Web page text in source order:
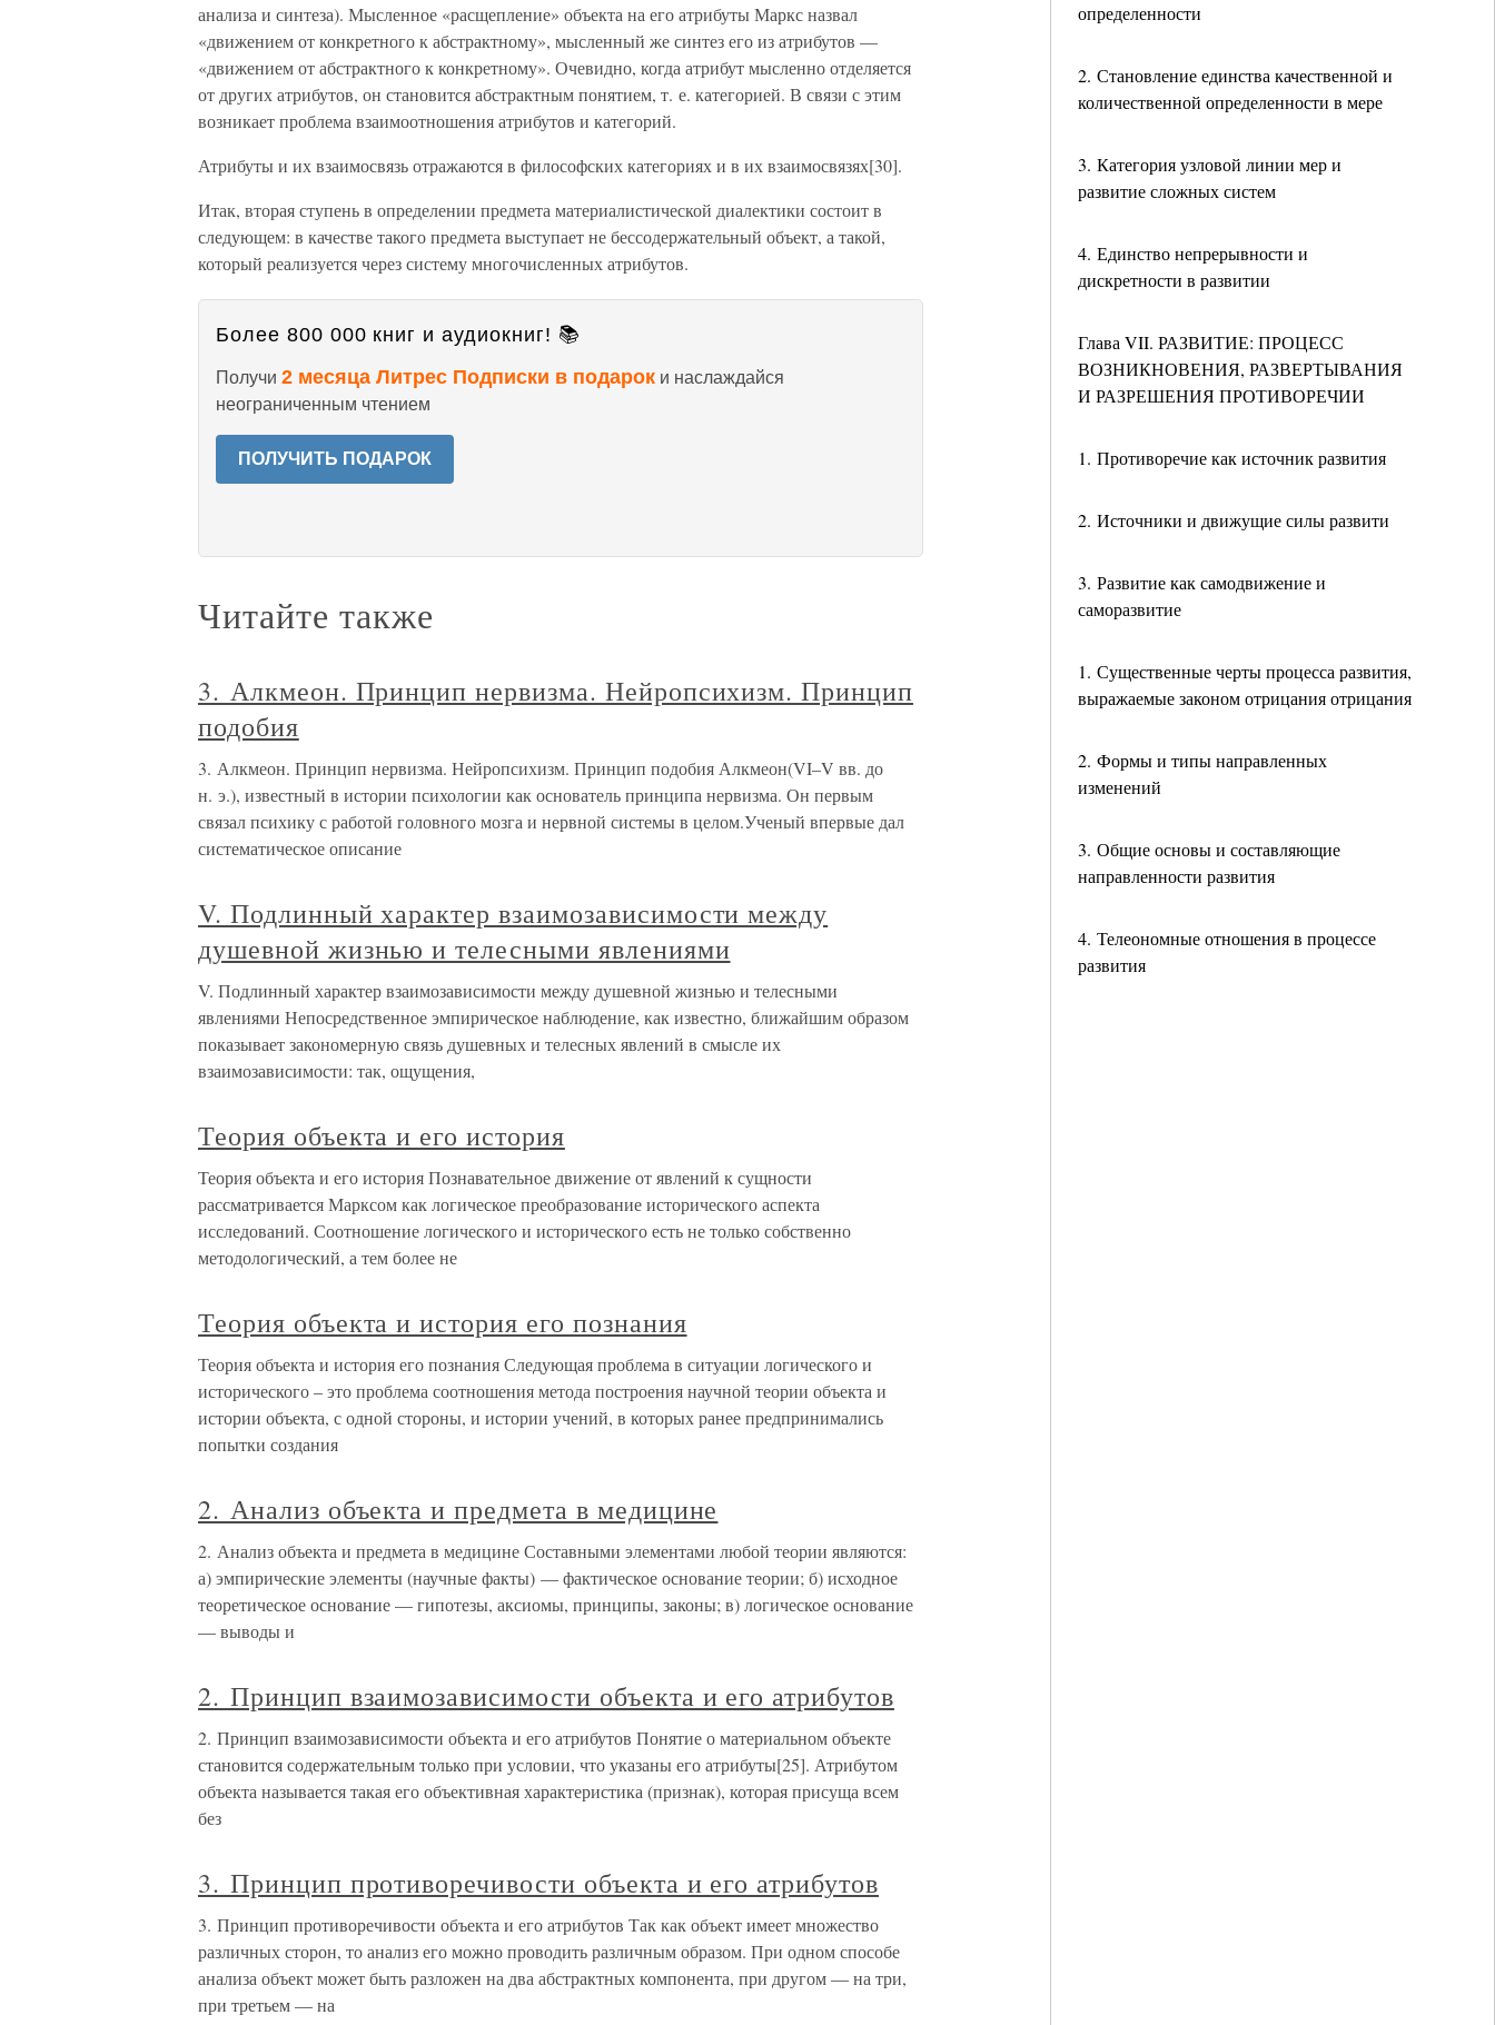
определенности
2. Становление единства качественной и
количественной определенности в мере
3. Категория узловой линии мер и
развитие сложных систем
4. Единство непрерывности и
дискретности в развитии
Глава VII. РАЗВИТИЕ: ПРОЦЕСС
ВОЗНИКНОВЕНИЯ, РАЗВЕРТЫВАНИЯ
И РАЗРЕШЕНИЯ ПРОТИВОРЕЧИИ
1. Противоречие как источник развития
2. Источники и движущие силы развити
3. Развитие как самодвижение и
саморазвитие
1. Существенные черты процесса развития,
выражаемые законом отрицания отрицания
2. Формы и типы направленных
изменений
3. Общие основы и составляющие
направленности развития
4. Телеономные отношения в процессе
развития
анализа и синтеза). Мысленное «расщепление» объекта на его атрибуты Маркс назвал
«движением от конкретного к абстрактному», мысленный же синтез его из атрибутов —
«движением от абстрактного к конкретному». Очевидно, когда атрибут мысленно отделяется
от других атрибутов, он становится абстрактным понятием, т. е. категорией. В связи с этим
возникает проблема взаимоотношения атрибутов и категорий.
Атрибуты и их взаимосвязь отражаются в философских категориях и в их взаимосвязях[30].
Итак, вторая ступень в определении предмета материалистической диалектики состоит в
следующем: в качестве такого предмета выступает не бессодержательный объект, а такой,
который реализуется через систему многочисленных атрибутов.
Более 800 000 книг и аудиокниг! 📚
Получи 2 месяца Литрес Подписки в подарок и наслаждайся
неограниченным чтением
ПОЛУЧИТЬ ПОДАРОК
Читайте также
3. Алкмеон. Принцип нервизма. Нейропсихизм. Принцип
подобия
3. Алкмеон. Принцип нервизма. Нейропсихизм. Принцип подобия Алкмеон(VI–V вв. до
н. э.), известный в истории психологии как основатель принципа нервизма. Он первым
связал психику с работой головного мозга и нервной системы в целом.Ученый впервые дал
систематическое описание
V. Подлинный характер взаимозависимости между
душевной жизнью и телесными явлениями
V. Подлинный характер взаимозависимости между душевной жизнью и телесными
явлениями Непосредственное эмпирическое наблюдение, как известно, ближайшим образом
показывает закономерную связь душевных и телесных явлений в смысле их
взаимозависимости: так, ощущения,
Теория объекта и его история
Теория объекта и его история Познавательное движение от явлений к сущности
рассматривается Марксом как логическое преобразование исторического аспекта
исследований. Соотношение логического и исторического есть не только собственно
методологический, а тем более не
Теория объекта и история его познания
Теория объекта и история его познания Следующая проблема в ситуации логического и
исторического – это проблема соотношения метода построения научной теории объекта и
истории объекта, с одной стороны, и истории учений, в которых ранее предпринимались
попытки создания
2. Анализ объекта и предмета в медицине
2. Анализ объекта и предмета в медицине Составными элементами любой теории являются:
а) эмпирические элементы (научные факты) — фактическое основание теории; б) исходное
теоретическое основание — гипотезы, аксиомы, принципы, законы; в) логическое основание
— выводы и
2. Принцип взаимозависимости объекта и его атрибутов
2. Принцип взаимозависимости объекта и его атрибутов Понятие о материальном объекте
становится содержательным только при условии, что указаны его атрибуты[25]. Атрибутом
объекта называется такая его объективная характеристика (признак), которая присуща всем
без
3. Принцип противоречивости объекта и его атрибутов
3. Принцип противоречивости объекта и его атрибутов Так как объект имеет множество
различных сторон, то анализ его можно проводить различным образом. При одном способе
анализа объект может быть разложен на два абстрактных компонента, при другом — на три,
при третьем — на